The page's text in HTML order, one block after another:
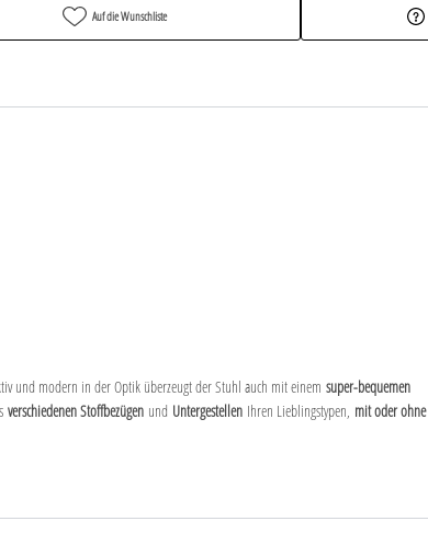
Auf die Wunschliste
und modern in der Optik überzeugt der Stuhl auch mit einemsuper-bequemen
verschiedenen Stoffbezügen und Untergestellen Ihren Lieblingstypen, mit oder ohne